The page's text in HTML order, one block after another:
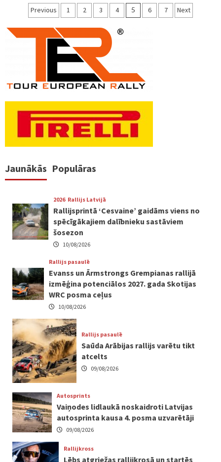
Ziņu
numerācija
pēc
lappusēm
Previous 1 2 3 4 5 6 7 Next
Jaunākās Populāras
2026 Rallijs Latvijā
Rallijsprintā ‘Cesvaine’ gaidāms viens no
spēcīgākajiem dalībnieku sastāviem
šosezon
10/08/2026
Rallijs pasaulē
Evanss un Ārmstrongs Grempianas rallijā
izmēģina potenciālos 2027. gada Skotijas
WRC posma ceļus
10/08/2026
Rallijs pasaulē
Saūda Arābijas rallijs varētu tikt
atcelts
09/08/2026
Autosprints
Vaiņodes lidlaukā noskaidroti Latvijas
autosprinta kausa 4. posma uzvarētāji
09/08/2026
Rallijkross
Lēbs atgriežas rallijkrosā un startēs